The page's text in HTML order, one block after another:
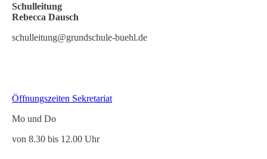
Schulleitung
Rebecca Dausch
schulleitung@grundschule-buehl.de
Öffnungszeiten Sekretariat
Mo und Do
von 8.30 bis 12.00 Uhr